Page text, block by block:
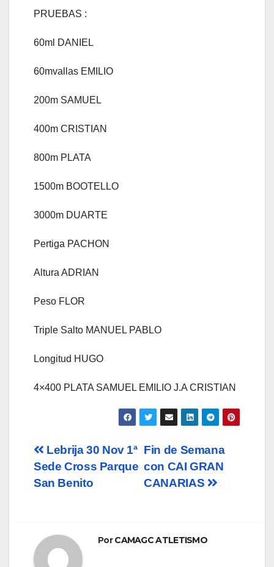
PRUEBAS :
60ml DANIEL
60mvallas EMILIO
200m SAMUEL
400m CRISTIAN
800m PLATA
1500m BOOTELLO
3000m DUARTE
Pertiga PACHON
Altura ADRIAN
Peso FLOR
Triple Salto MANUEL PABLO
Longitud HUGO
4×400 PLATA SAMUEL EMILIO J.A CRISTIAN
Navegación
de
Fin de Semana
con CAI GRAN
CANARIAS
Lebrija 30 Nov 1ª
Sede Cross Parque
San Benito
PorCAMAGC ATLETISMO